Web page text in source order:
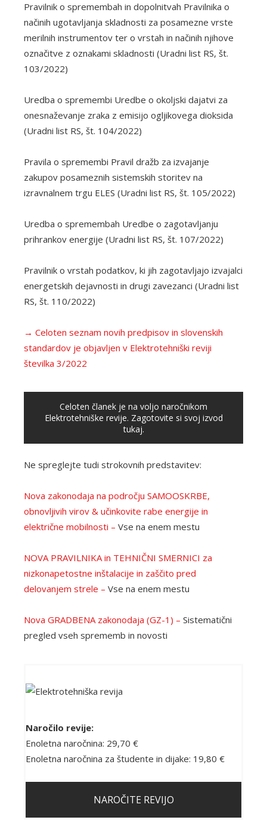
Pravilnik o spremembah in dopolnitvah Pravilnika o
načinih ugotavljanja skladnosti za posamezne vrste
merilnih instrumentov ter o vrstah in načinih njihove
označitve z oznakami skladnosti (Uradni list RS, št.
103/2022)
Uredba o spremembi Uredbe o okoljski dajatvi za
onesnaževanje zraka z emisijo ogljikovega dioksida
(Uradni list RS, št. 104/2022)
Pravila o spremembi Pravil dražb za izvajanje
zakupov posameznih sistemskih storitev na
izravnalnem trgu ELES (Uradni list RS, št. 105/2022)
Uredba o spremembah Uredbe o zagotavljanju
prihrankov energije (Uradni list RS, št. 107/2022)
Pravilnik o vrstah podatkov, ki jih zagotavljajo izvajalci
energetskih dejavnosti in drugi zavezanci (Uradni list
RS, št. 110/2022)
→ Celoten seznam novih predpisov in slovenskih
standardov je objavljen v Elektrotehniški reviji
številka 3/2022
Celoten članek je na voljo naročnikom
Elektrotehniške revije. Zagotovite si svoj izvod
tukaj.
Ne spreglejte tudi strokovnih predstavitev:
Nova zakonodaja na področju SAMOOSKRBE,
obnovljivih virov & učinkovite rabe energije in
električne mobilnosti – Vse na enem mestu
NOVA PRAVILNIKA in TEHNIČNI SMERNICI za
nizkonapetostne inštalacije in zaščito pred
delovanjem strele – Vse na enem mestu
Nova GRADBENA zakonodaja (GZ-1) – Sistematični
pregled vseh sprememb in novosti
Naročilo revije:
Enoletna naročnina: 29,70 €
Enoletna naročnina za študente in dijake: 19,80 €
NAROČITE REVIJO